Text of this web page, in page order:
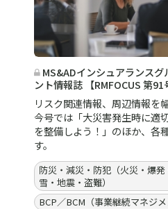
MS&ADインシュアランス
ント情報誌 【RMFOCUS 第91
リスク関連情報、周辺情報を
今号では「大災害発生時に適
を整備しよう！」のほか、各
す。
防災・減災・防犯（火災・爆
雪・地震・盗難）
BCP／BCM（事業継続マネジメ